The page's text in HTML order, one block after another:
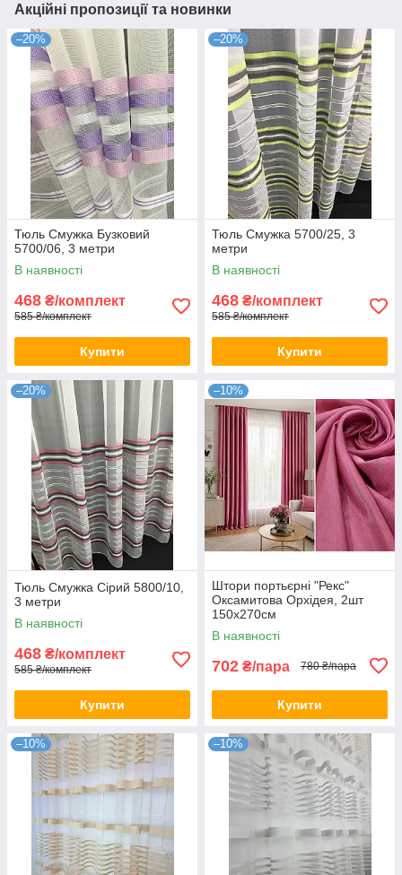
Акційні пропозиції та новинки
–20%
Тюль Смужка Бузковий
5700/06, 3 метри
В наявності
468 ₴/комплект
585 ₴/комплект
Купити
–20%
Тюль Смужка 5700/25, 3
метри
В наявності
468 ₴/комплект
585 ₴/комплект
Купити
–20%
Тюль Смужка Сірий 5800/10,
3 метри
В наявності
468 ₴/комплект
585 ₴/комплект
Купити
–10%
Штори портьєрні "Рекс"
Оксамитова Орхідея, 2шт
150х270см
В наявності
702 ₴/пара 780 ₴/пара
Купити
–10% –10%